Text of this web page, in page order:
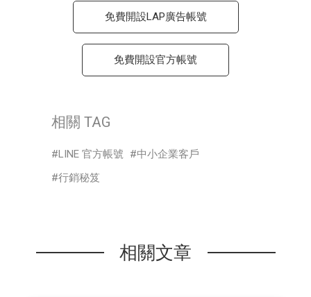
免費開設LAP廣告帳號
免費開設官方帳號
相關 TAG
LINE 官方帳號
中小企業客戶
行銷秘笈
相關文章